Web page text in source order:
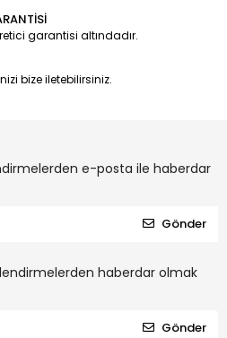
garantisi altındadır.
bize iletebilirsiniz.
e-posta ile haberdar
Gönder
haberdar olmak
Gönder